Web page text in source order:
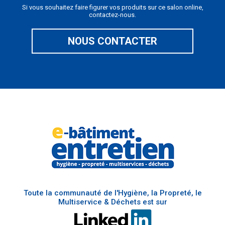
Si vous souhaitez faire figurer vos produits sur ce salon online,
contactez-nous.
NOUS CONTACTER
Toute la communauté de l'Hygiène, la Propreté, le
Multiservice & Déchets est sur